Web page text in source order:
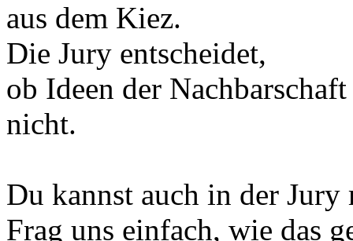
aus dem Kiez.
Die Jury entscheidet,
ob Ideen der
nicht.
Du kannst auch in der Jury
Frag uns einfach, wie das